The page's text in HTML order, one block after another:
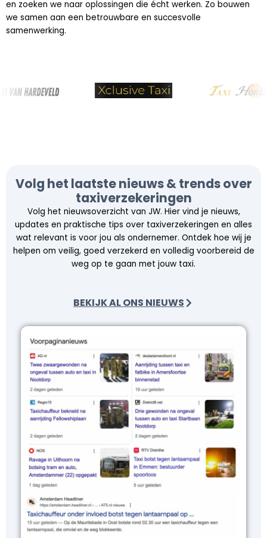
en zoeken we naar oplossingen die écht werken. Zo bouwen
we samen aan een betrouwbare en succesvolle
samenwerking.
Volg het laatste nieuws & trends over
taxiverzekeringen
Volg het nieuwsoverzicht van JW. Hier vind je nieuws,
updates en praktische tips over taxiverzekeringen en alles
wat relevant is voor jou als ondernemer. Ontdek hoe wij je
helpen om veilig, goed verzekerd en volledig voorbereid de
weg op te gaan met jouw taxi.
BEKIJK AL ONS NIEUWS